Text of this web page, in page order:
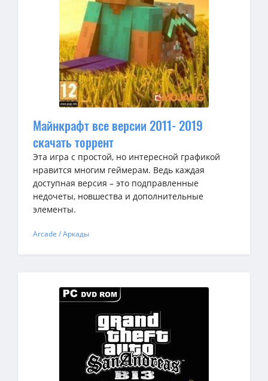
Майнкрафт все версии 2011- 2019
скачать торрент
Эта игра с простой, но интересной графикой
нравится многим геймерам. Ведь каждая
доступная версия – это подправленные
недочеты, новшества и дополнительные
элементы.
Arcade / Аркады